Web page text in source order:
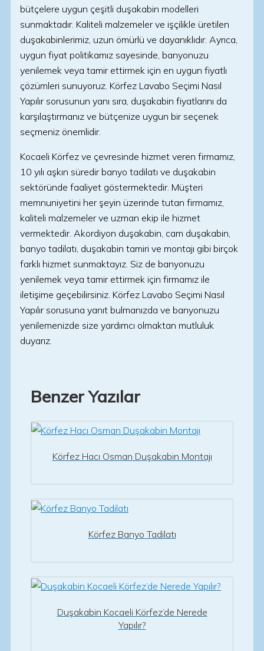
bütçelere uygun çeşitli duşakabin modelleri
sunmaktadır. Kaliteli malzemeler ve işçilikle üretilen
duşakabinlerimiz, uzun ömürlü ve dayanıklıdır. Ayrıca,
uygun fiyat politikamız sayesinde, banyonuzu
yenilemek veya tamir ettirmek için en uygun fiyatlı
çözümleri sunuyoruz. Körfez Lavabo Seçimi Nasıl
Yapılır sorusunun yanı sıra, duşakabin fiyatlarını da
karşılaştırmanız ve bütçenize uygun bir seçenek
seçmeniz önemlidir.
Kocaeli Körfez ve çevresinde hizmet veren firmamız,
10 yılı aşkın süredir banyo tadilatı ve duşakabin
sektöründe faaliyet göstermektedir. Müşteri
memnuniyetini her şeyin üzerinde tutan firmamız,
kaliteli malzemeler ve uzman ekip ile hizmet
vermektedir. Akordiyon duşakabin, cam duşakabin,
banyo tadilatı, duşakabin tamiri ve montajı gibi birçok
farklı hizmet sunmaktayız. Siz de banyonuzu
yenilemek veya tamir ettirmek için firmamız ile
iletişime geçebilirsiniz. Körfez Lavabo Seçimi Nasıl
Yapılır sorusuna yanıt bulmanızda ve banyonuzu
yenilemenizde size yardımcı olmaktan mutluluk
duyarız.
Benzer Yazılar
Körfez Hacı Osman Duşakabin Montajı
Körfez Banyo Tadilatı
Duşakabin Kocaeli Körfez’de Nerede
Yapılır?